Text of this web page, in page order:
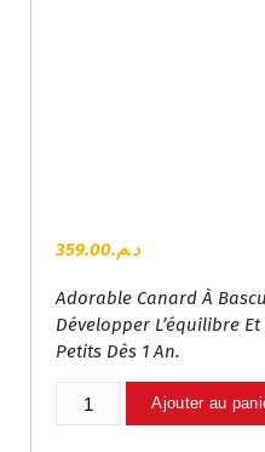
د.م.359.00
Adorable Canard À
Développer L’équilibre
Petits Dès 1 An.
Quantité
Ajouter au